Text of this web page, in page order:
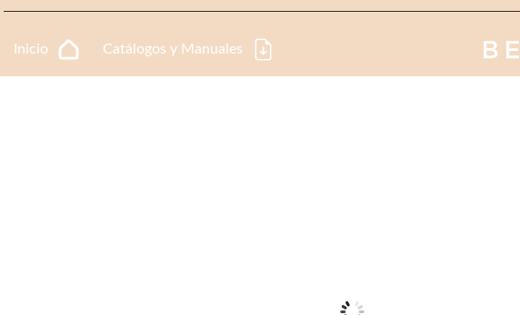
Inicio Catálogos y Manuales